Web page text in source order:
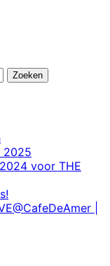
Zoeken
2025
voor THE
|